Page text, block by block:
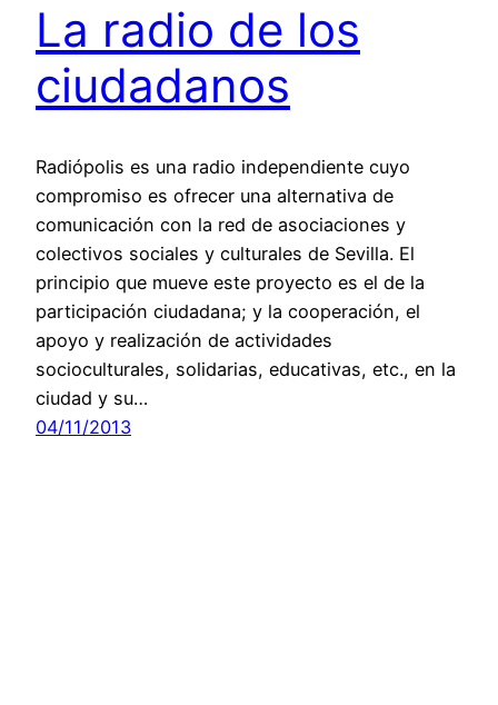
La radio de los
ciudadanos
Radiópolis es una radio independiente cuyo
compromiso es ofrecer una alternativa de
comunicación con la red de asociaciones y
colectivos sociales y culturales de Sevilla. El
principio que mueve este proyecto es el de la
participación ciudadana; y la cooperación, el
apoyo y realización de actividades
socioculturales, solidarias, educativas, etc., en la
ciudad y su…
04/11/2013